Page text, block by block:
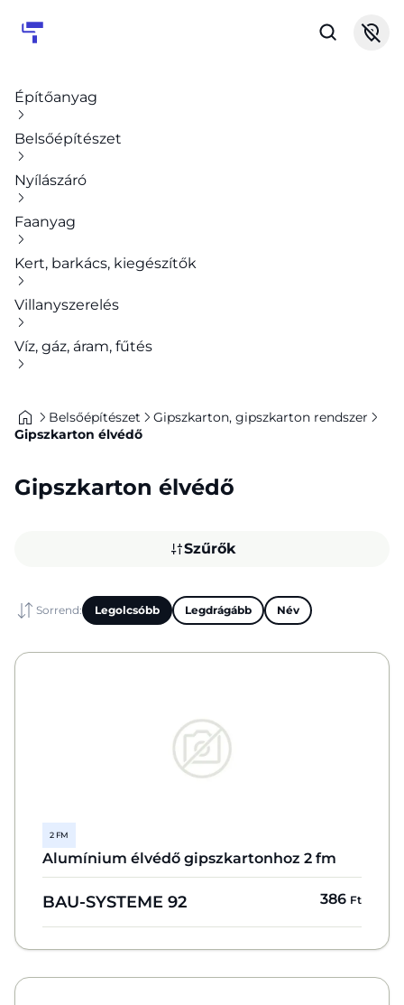
Építőanyag
Belsőépítészet
Nyílászáró
Faanyag
Kert, barkács, kiegészítők
Villanyszerelés
Víz, gáz, áram, fűtés
Belsőépítészet
Gipszkarton, gipszkarton rendszer
Gipszkarton élvédő
Gipszkarton élvédő
Szűrők
Sorrend: Legolcsóbb Legdrágább Név
2 FM
Alumínium élvédő gipszkartonhoz 2 fm
BAU-SYSTEME 92 386 Ft